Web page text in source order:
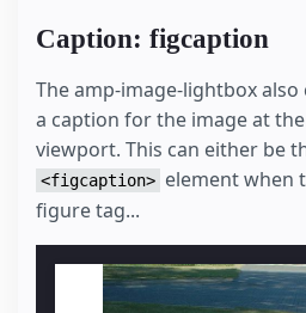
Caption: figcaption
The amp-image-lightbox
a caption for the image at
viewport. This can either be
<figcaption> element when
figure tag...